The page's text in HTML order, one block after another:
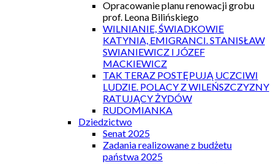
Opracowanie planu renowacji grobu
prof. Leona Bilińskiego
WILNIANIE, ŚWIADKOWIE
KATYNIA, EMIGRANCI. STANISŁAW
SWIANIEWICZ I JÓZEF
MACKIEWICZ
TAK TERAZ POSTĘPUJĄ UCZCIWI
LUDZIE. POLACY Z WILEŃSZCZYZNY
RATUJĄCY ŻYDÓW
RUDOMIANKA
Dziedzictwo
Senat 2025
Zadania realizowane z budżetu
państwa 2025